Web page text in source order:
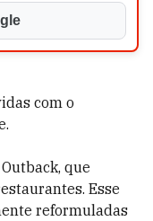
com o
que
Esse
reformuladas